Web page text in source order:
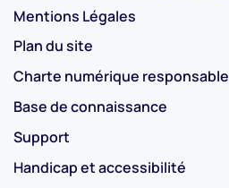
Mentions Légales
Plan du site
Charte numérique responsable
Base de connaissance
Support
Handicap et accessibilité